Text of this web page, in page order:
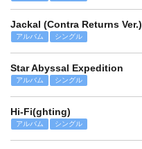
Jackal (Contra Returns Ver.)
アルバム シングル
Star Abyssal Expedition
アルバム シングル
Hi-Fi(ghting)
アルバム シングル